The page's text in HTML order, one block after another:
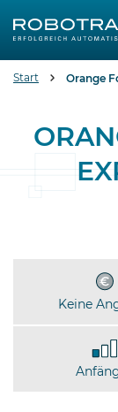
Start Orange
Keine